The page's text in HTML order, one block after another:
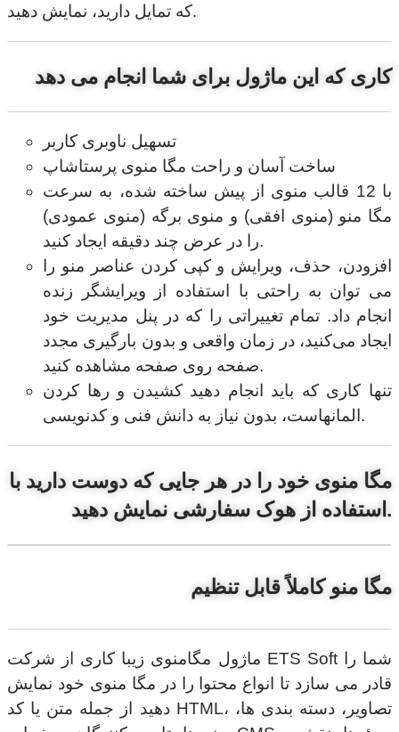
که تمایل دارید، نمایش دهید.
کاری که این ماژول برای شما انجام می دهد
تسهیل ناوبری کاربر
ساخت آسان و راحت مگا منوی پرستاشاپ
با 12 قالب منوی از پیش ساخته شده، به سرعت
مگا منو (منوی افقی) و منوی برگه (منوی عمودی)
را در عرض چند دقیقه ایجاد کنید.
افزودن، حذف، ویرایش و کپی کردن عناصر منو را
می توان به راحتی با استفاده از ویرایشگر زنده
انجام داد. تمام تغییراتی را که در پنل مدیریت خود
ایجاد می‌کنید، در زمان واقعی و بدون بارگیری مجدد
صفحه روی صفحه مشاهده کنید.
تنها کاری که باید انجام دهید کشیدن و رها کردن
المانهاست، بدون نیاز به دانش فنی و کدنویسی.
مگا منوی خود را در هر جایی که دوست دارید با
استفاده از هوک سفارشی نمایش دهید.
مگا منو کاملاً قابل تنظیم
ماژول مگامنوی زیبا کاری از شرکت ETS Soft شما را
قادر می سازد تا انواع محتوا را در مگا منوی خود نمایش
دهید از جمله متن یا کد HTML، تصاویر، دسته بندی ها،